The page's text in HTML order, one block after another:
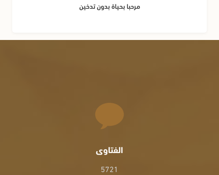
مرحبا بحياة بدون تدخين
الفتاوى
5721